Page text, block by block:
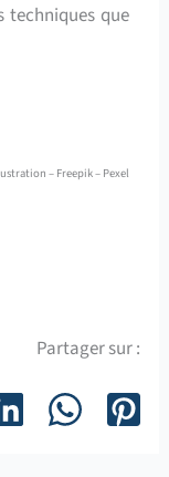
techniques que
– Freepik – Pexel
Partager sur :